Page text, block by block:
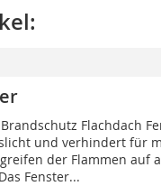
Flachdach
und verhindert für
der Flammen auf
Fenster...